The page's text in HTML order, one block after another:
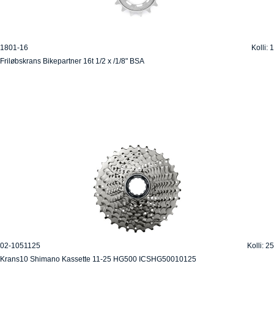
1801-16
Kolli: 1
Friløbskrans Bikepartner 16t 1/2 x /1/8" BSA
02-1051125
Kolli: 25
Krans10 Shimano Kassette 11-25 HG500 ICSHG50010125